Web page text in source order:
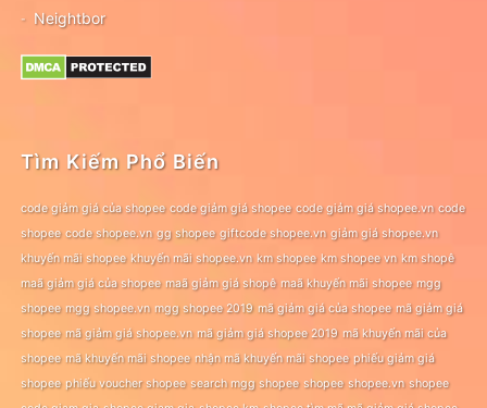
Neightbor
Tìm Kiếm Phổ Biến
code giảm giá của shopee code giảm giá shopee code giảm giá shopee.vn code
shopee code shopee.vn gg shopee giftcode shopee.vn giảm giá shopee.vn
khuyến mãi shopee khuyến mãi shopee.vn km shopee km shopee vn km shopê
maã giảm giá của shopee maã giảm giá shopê maã khuyến mãi shopee mgg
shopee mgg shopee.vn mgg shopee 2019 mã giảm giá của shopee mã giảm giá
shopee mã giảm giá shopee.vn mã giảm giá shopee 2019 mã khuyến mãi của
shopee mã khuyến mãi shopee nhận mã khuyến mãi shopee phiếu giảm giá
shopee phiếu voucher shopee search mgg shopee shopee shopee.vn shopee